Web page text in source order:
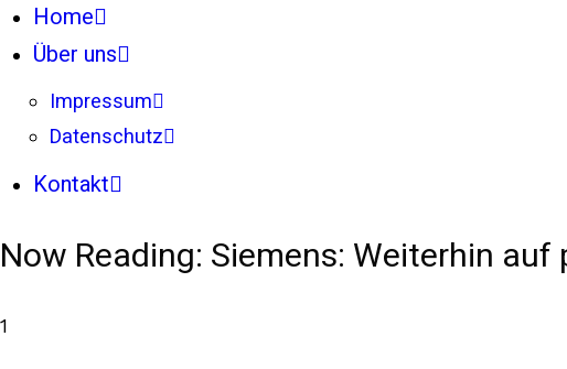
Home
Über uns
Impressum
Datenschutz
Kontakt
Now Reading: Siemens: Weiterhin
1